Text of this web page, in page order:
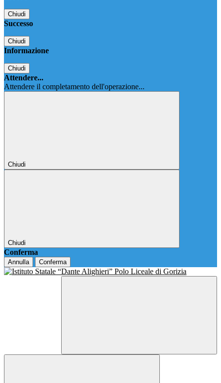
Chiudi
Successo
Chiudi
Informazione
Chiudi
Attendere...
Attendere il completamento dell'operazione...
Chiudi
Chiudi
Conferma
Annulla Conferma